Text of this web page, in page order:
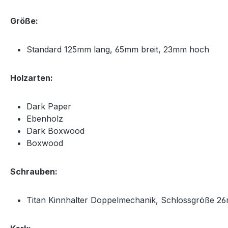
Größe:
Standard 125mm lang, 65mm breit, 23mm hoch
Holzarten:
Dark Paper
Ebenholz
Dark Boxwood
Boxwood
Schrauben:
Titan Kinnhalter Doppelmechanik, Schlossgröße